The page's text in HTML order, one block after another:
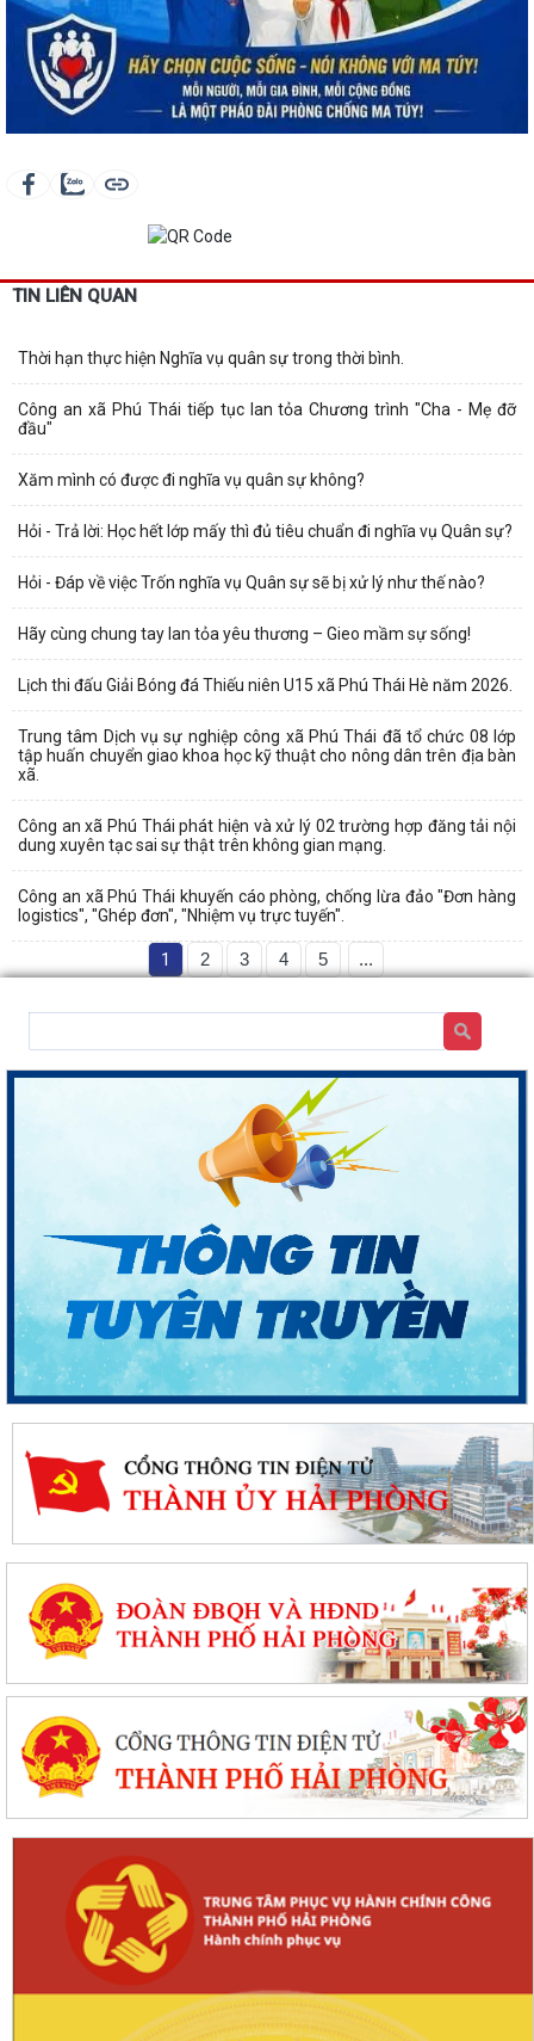
TIN LIÊN QUAN
Thời hạn thực hiện Nghĩa vụ quân sự trong thời bình.
Công an xã Phú Thái tiếp tục lan tỏa Chương trình "Cha - Mẹ đỡ
đầu"
Xăm mình có được đi nghĩa vụ quân sự không?
Hỏi - Trả lời: Học hết lớp mấy thì đủ tiêu chuẩn đi nghĩa vụ Quân sự?
Hỏi - Đáp về việc Trốn nghĩa vụ Quân sự sẽ bị xử lý như thế nào?
Hãy cùng chung tay lan tỏa yêu thương – Gieo mầm sự sống!
Lịch thi đấu Giải Bóng đá Thiếu niên U15 xã Phú Thái Hè năm 2026.
Trung tâm Dịch vụ sự nghiệp công xã Phú Thái đã tổ chức 08 lớp
tập huấn chuyển giao khoa học kỹ thuật cho nông dân trên địa bàn
xã.
Công an xã Phú Thái phát hiện và xử lý 02 trường hợp đăng tải nội
dung xuyên tạc sai sự thật trên không gian mạng.
Công an xã Phú Thái khuyến cáo phòng, chống lừa đảo "Đơn hàng
logistics", "Ghép đơn", "Nhiệm vụ trực tuyến".
1 2 3 4 5 ...